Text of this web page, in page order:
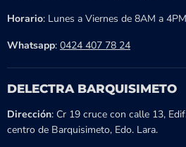
Horario: Lunes a Viernes de 8AM a
Whatsapp: 0424 407 78 24
DELECTRA BARQUISIMETO
Dirección: Cr 19 cruce con calle 13,
centro de Barquisimeto, Edo. Lara.